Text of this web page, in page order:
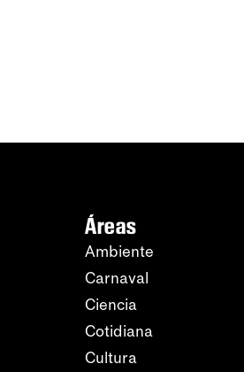
Áreas
Ambiente
Carnaval
Ciencia
Cotidiana
Cultura